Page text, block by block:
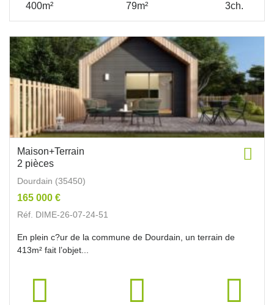
400m² 79m² 3ch.
Maison+Terrain
2 pièces
Dourdain (35450)
165 000 €
Réf. DIME-26-07-24-51
En plein c?ur de la commune de Dourdain, un terrain de
413m² fait l’objet...